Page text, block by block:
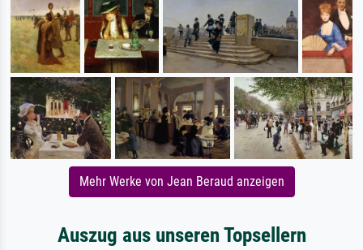
Mehr Werke von Jean Beraud anzeigen
Auszug aus unseren Topsellern